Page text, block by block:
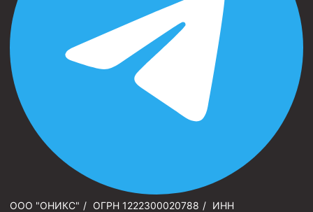
ООО "ОНИКС" / ОГРН 1222300020788 / ИНН